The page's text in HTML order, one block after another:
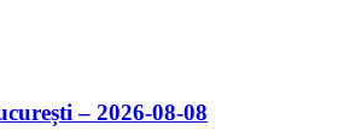
– 2026-08-08